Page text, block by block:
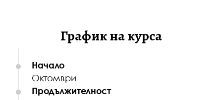
График на курса
Начало
Октомври
Продължителност